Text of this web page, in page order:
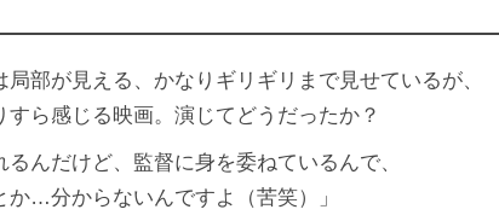
局部が見える、かなりギリギリまで見せているが、
すら感じる映画。演じてどうだったか？
るんだけど、監督に身を委ねているんで、
か…分からないんですよ（苦笑）」